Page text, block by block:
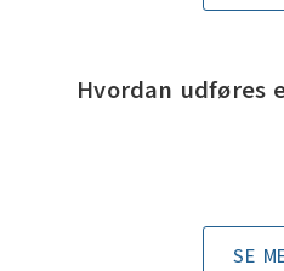
Hvordan udføres
SE